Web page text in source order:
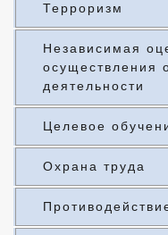
Терроризм
Независимая
осуществления
деятельности
Целевое
Охрана труда